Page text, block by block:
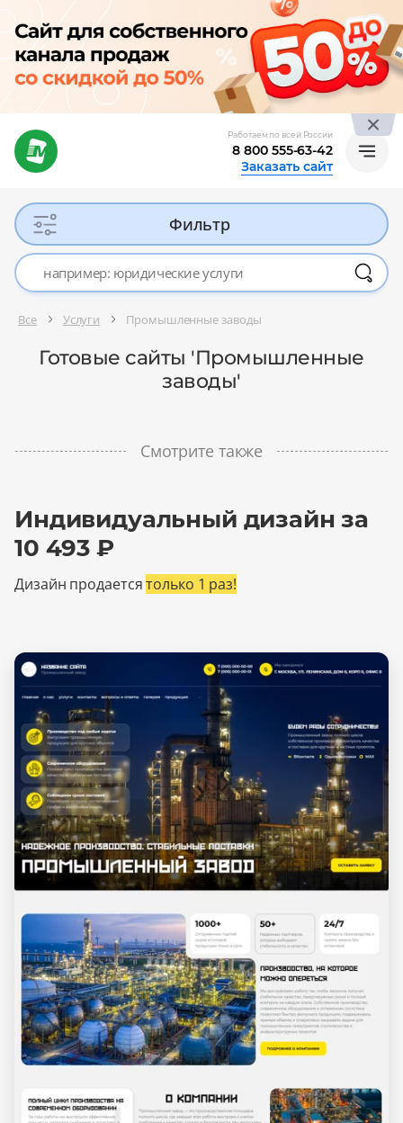
Работаем по всей России
8 800 555-63-42
Заказать сайт
Фильтр
Все Услуги Промышленные заводы
Готовые сайты 'Промышленные
заводы'
Смотрите также
Индивидуальный дизайн за
10 493 ₽
Дизайн продаетсятолько 1 раз!